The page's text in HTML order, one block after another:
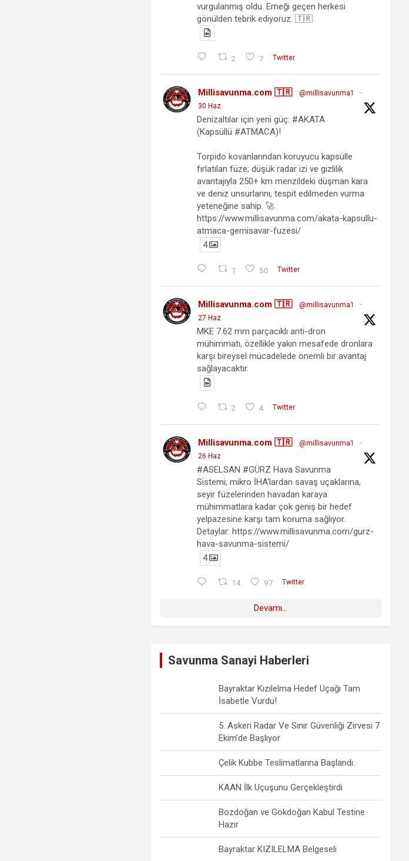
vurgulanmış oldu. Emeği geçen herkesi
gönülden tebrik ediyoruz. 🇹🇷
2 7 Twitter
Millisavunma.com 🇹🇷 @millisavunma1
·
30 Haz
Denizaltılar için yeni güç: #AKATA
(Kapsüllü #ATMACA)!
Torpido kovanlarından koruyucu kapsülle
fırlatılan füze; düşük radar izi ve gizlilik
avantajıyla 250+ km menzildeki düşman kara
ve deniz unsurlarını, tespit edilmeden vurma
yeteneğine sahip. 🚀
https://www.millisavunma.com/akata-kapsullu-
atmaca-gemisavar-fuzesi/
4
1 50 Twitter
Millisavunma.com 🇹🇷 @millisavunma1
·
27 Haz
MKE 7.62 mm parçacıklı anti-dron
mühimmatı, özellikle yakın mesafede dronlara
karşı bireysel mücadelede önemli bir avantaj
sağlayacaktır.
2 4 Twitter
Millisavunma.com 🇹🇷 @millisavunma1
·
26 Haz
#ASELSAN #GÜRZ Hava Savunma
Sistemi; mikro İHA'lardan savaş uçaklarına,
seyir füzelerinden havadan karaya
mühimmatlara kadar çok geniş bir hedef
yelpazesine karşı tam koruma sağlıyor.
Detaylar: https://www.millisavunma.com/gurz-
hava-savunma-sistemi/
4
14 97 Twitter
Devamı...
Savunma Sanayi Haberleri
Bayraktar Kızılelma Hedef Uçağı Tam
İsabetle Vurdu!
5. Askeri Radar Ve Sınır Güvenliği Zirvesi 7
Ekim’de Başlıyor
Çelik Kubbe Teslimatlarına Başlandı.
KAAN İlk Uçuşunu Gerçekleştirdi
Bozdoğan ve Gökdoğan Kabul Testine
Hazır
Bayraktar KIZILELMA Belgeseli